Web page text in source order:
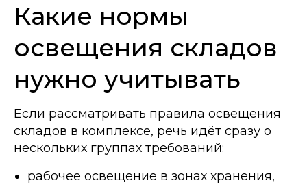
Какие нормы
освещения складов
нужно учитывать
Если рассматривать правила освещения
складов в комплексе, речь идёт сразу о
нескольких группах требований:
рабочее освещение в зонах хранения,